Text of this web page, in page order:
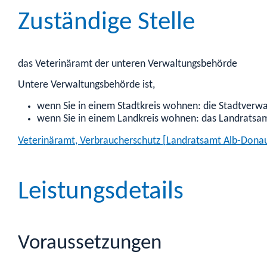
Zuständige Stelle
das Veterinäramt der unteren Verwaltungsbehörde
Untere Verwaltungsbehörde ist,
wenn Sie in einem Stadtkreis wohnen: die
wenn Sie in einem Landkreis wohnen: das
Veterinäramt, Verbraucherschutz [Landratsamt Alb-
Leistungsdetails
Voraussetzungen